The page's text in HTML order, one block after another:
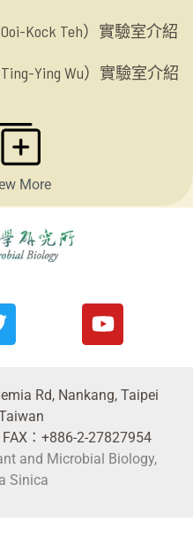
Kock Teh）實驗室介紹
Ying Wu）實驗室介紹
More
Y
o
u
u
e
Rd, Nankang, Taipei
：+886-2-27827954
and Microbial Biology,
Sinica